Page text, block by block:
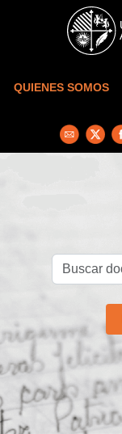
Skip to main content
QUIENES SOMOS